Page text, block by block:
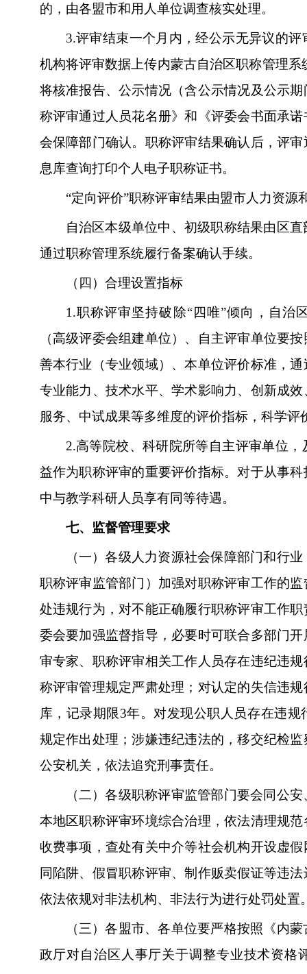
的，由各盟市和用人单位调查核实处理。
3.评审结束一个月内，经公示无异议的
机构将评审数据上传内蒙古自治区职称管理系
将核准报告、公示情况（含公示情况及公示
称评审通过人员花名册》和《评委会书面承
会保障部门确认。职称评审结果确认后，评
息库查询打印个人电子职称证书。
“定向评价”职称评审结果由盟市人力资源
自治区本级单位中、初级职称结果由区
通过职称管理系统履行备案确认手续。
（四）合理设置指标
1.职称评审坚持破除“四唯”倾向，自治
（高级评委会组建单位）、自主评审单位要
善本行业（专业领域）、本单位评价标准，
专业能力、技术水平、学术影响力、创新成
服务、中试成果等多维度的评价指标，科学评
2.高等院校、科研院所等自主评审单位
益作为职称评审的重要评价指标。对于从事
中与教学科研人员享有同等待遇。
七、监督管理要求
（一）各级人力资源社会保障部门和行
职称评审监管部门）加强对职称评审工作的
处违规行为，对不能正确履行职称评审工作
委会要加强监督指导，必要时可联合多部门
审专家、职称评审相关工作人员存在违纪违
称评审管理规定严肃处理；对认定的失信违
库，记录期限3年。对发现公职人员存在违
规定作出处理；涉嫌违纪违法的，移交纪检
公安机关，依法追究刑事责任。
（二）各级职称评审监管部门要会同公
本地区职称评审环境综合治理，依法清理规
收费事项，查处有关中介等社会机构开设虚
同陷阱、假冒职称评审、制作贩卖假证等违
依法依规对非法机构、非法行为进行处罚处置
（三）各盟市、各单位要严格按照《内
政厅对自治区人事厅关于调整专业技术资格